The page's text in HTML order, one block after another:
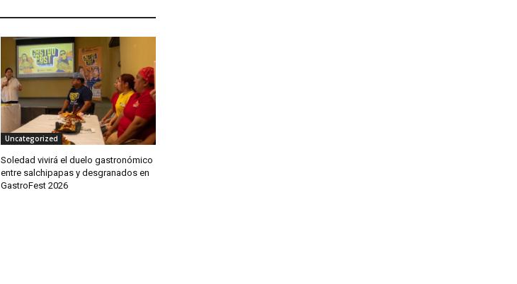
Uncategorized
Soledad vivirá el duelo gastronómico
entre salchipapas y desgranados en
GastroFest 2026